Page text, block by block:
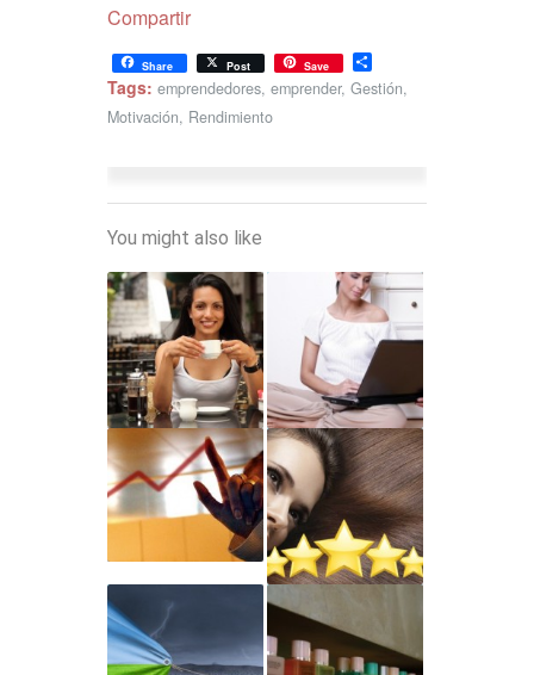
Compartir
Share Post Save
Tags: emprendedores, emprender, Gestión,
Motivación, Rendimiento
You might also like